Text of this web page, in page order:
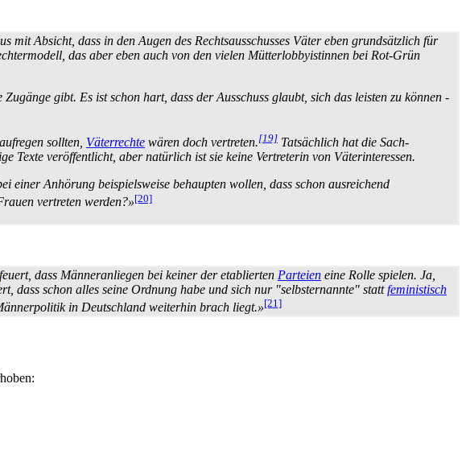
Absicht, dass in den Augen des Rechts­aus­schusses Väter eben grundsätzlich für
das aber eben auch von den vielen Mütter­lobbyistinnen bei Rot-Grün
gibt. Es ist schon hart, dass der Ausschuss glaubt, sich das leisten zu können -
sollten, Väterrechte wären doch vertreten.[19] Tatsächlich hat die Sach­
Texte veröffentlicht, aber natürlich ist sie keine Vertreterin von Väter­interessen.
einer Anhörung beispielsweise behaupten wollen, dass schon ausreichend
vertreten werden?»[20]
feuert, dass Männer­anliegen bei keiner der etablierten Parteien eine Rolle spielen. Ja,
dass schon alles seine Ordnung habe und sich nur "selbst­ernannte" stattfeministisch
in Deutschland weiterhin brach liegt.»[21]